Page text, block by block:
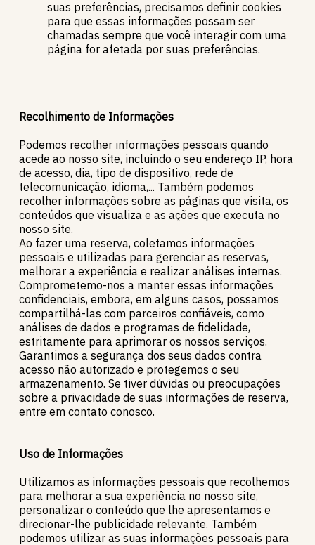
suas preferências, precisamos definir cookies
para que essas informações possam ser
chamadas sempre que você interagir com uma
página for afetada por suas preferências.
Recolhimento de Informações
Podemos recolher informações pessoais quando
acede ao nosso site, incluindo o seu endereço IP, hora
de acesso, dia, tipo de dispositivo, rede de
telecomunicação, idioma,... Também podemos
recolher informações sobre as páginas que visita, os
conteúdos que visualiza e as ações que executa no
nosso site.
Ao fazer uma reserva, coletamos informações
pessoais e utilizadas para gerenciar as reservas,
melhorar a experiência e realizar análises internas.
Comprometemo-nos a manter essas informações
confidenciais, embora, em alguns casos, possamos
compartilhá-las com parceiros confiáveis, como
análises de dados e programas de fidelidade,
estritamente para aprimorar os nossos serviços.
Garantimos a segurança dos seus dados contra
acesso não autorizado e protegemos o seu
armazenamento. Se tiver dúvidas ou preocupações
sobre a privacidade de suas informações de reserva,
entre em contato conosco.
Uso de Informações
Utilizamos as informações pessoais que recolhemos
para melhorar a sua experiência no nosso site,
personalizar o conteúdo que lhe apresentamos e
direcionar-lhe publicidade relevante. Também
podemos utilizar as suas informações pessoais para